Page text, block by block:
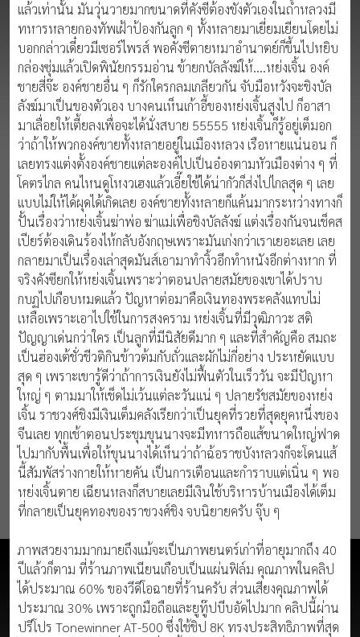
แล้วเท่านั้น มันวุ่นวายมากขนาดที่คังซีต้องขังตัวเองในถ้ำหลวงมี
ทหารหลายกองทัพเฝ้าป้องกันลูก ๆ ทั้งหลายมาเยี่ยมเยียนโดยไม่
บอกกล่าวเดี๋ยวมีเซอร์ไพรส์ พอคังซีตายหมาอำนาตย์ก็ขึ้นไปหยิบ
กล่องซุ่มแล้วเปิดพินัยกรรมอ่าน ข้ายกบัลลังฆ์ให้....หย่งเจิ้น องค์
ชายสี่จ๊ะ องค์ชายอื่น ๆ ก็รักใครกลมเกลียวกัน จับมือหวังจะชิงบัล
ลังฆ์มาเป็นของตัวเอง บางคนเห็นเก้าอี้ของหย่งเจิ้นสูงไป ก็อาสา
มาเลื่อยให้เตี้ยลงเพื่อจะได้นั่งสบาย 55555 หย่งเจิ้นก็รู้อยู่เต็มอก
ว่าถ้าให้พวกองค์ขายทั้งหลายอยู่ในเมืองหลวง เรือหายแน่นอน ก็
เลยทรงแต่งตั้งองค์ชายแต่ละองค์ไปเป็นอ๋องตามหัวเมืองต่าง ๆ ที่
โคตรไกล คนไหนดูโหงวเฮงแล้วเอี๊ยใช้ได้น่ากัวก็ส่งไปไกลสุด ๆ เลย
แบบไม่ให้ได้ผุดได้เกิดเลย องค์ชายทั้งหลายก็แค้นมากระหว่างทางก็
ปั้นเรื่องว่าหย่งเจิ้นฆ่าพ่อ ฆ่าแม่เพื่อชิงบัลลังฆ์ แต่งเรื่องกันจนเช็คส
เปียร์ต้องเดินร้องไห้กลับอังกฤษเพราะมันเก่งกว่าเราเยอะเลย เลย
กลายมาเป็นเรื่องเล่าสุดมันส์เอามาทำงิ้วอีกทำหนังอีกต่างหาก ที่
จริงคังซียกให้หย่งเจิ้นเพราะว่าตอนปลายสมัยของเขาได้ปราบ
กบฏไปเกือบหมดแล้ว ปัญหาต่อมาคือเงินทองพระคลังแทบไม่
เหลือเพราะเอาไปใช้ในการสงคราม หย่งเจิ้นที่มีวุฒิภาวะ สติ
ปัญญาเด่นกว่าใคร เป็นลูกที่มีนิสัยดีมาก ๆ และที่สำคัญคือ สมถะ
เป็นฮ่องเต้ชั่วชีวติกินข้าวต้มกับถั่วและผักไม่กี่อย่าง ประหยัดแบบ
สุด ๆ เพราะเขารู้ดีว่าถ้าการเงินยังไม่ฟื้นตัวในเร็ววัน จะมีปัญหา
ใหญ่ ๆ ตามมาให้เช็ดไม่เว้นแต่ละวันแน่ ๆ ปลายรัชสมัยของหย่ง
เจิ้น ราชวงศ์ชิงมีเงินเต็มคลังเรียกว่าเป็นยุคที่รวยที่สุดยุคหนึ่งของ
จีนเลย ทุกเช้าตอนประชุมขุนนางจะมีทหารถือแส้ขนาดใหญ่ฟาด
ไปมากับพื้นเพื่อให้ขุนนางได้เห็นว่าถ้าฉ้อราชบังหลวงก็จะโดนแส้
นี้สัมพัสร่างกายให้หายคัน เป็นการเตือนและกำราบแต่เนิ่น ๆ พอ
หย่งเจิ้นตาย เฉียนหลงก็สบายเลยมีเงินใช้บริหารบ้านเมืองได้เต็ม
ที่กลายเป็นยุคทองของราชวงศ์ชิง จบนิยายครับ จุ๊บ ๆ
ภาพสวยงามมากมายถึงแม้จะเป็นภาพยนตร์เก่าที่อายุมากถึง 40
ปีแล้วก็ตาม ที่ร้านภาพเนียนเกือบเป็นแผ่นฟิล์ม คุณภาพในคลิป
ได้ประมาณ 60% ของวีดีโอฉายที่ร้านครับ ส่วนเสียงคุณภาพได้
ประมาณ 30% เพราะถูกมือถือและยูทู๊ปบีบอัดไปมาก คลิปนี้ผ่าน
ปรีโปร Tonewinner AT-500 ซึ่งใช้ชิป 8K ทรงประสิทธิภาพที่สุด